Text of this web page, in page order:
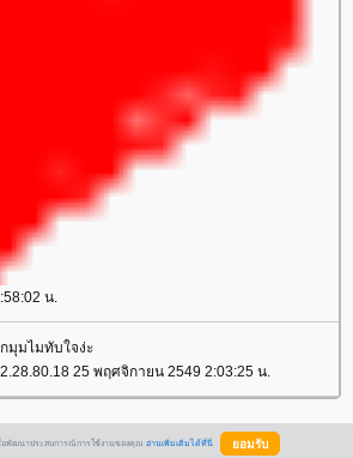
น.
มุมไมทับใจง่ะ
25 พฤศจิกายน 2549 2:03:25 น.
อพัฒนาประสบการณ์การใช้งานของคุณ อ่านเพิ่มเติมได้ที่นี่